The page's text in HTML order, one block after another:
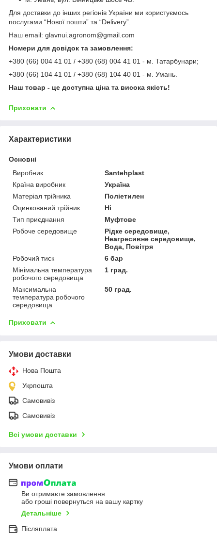
Для доставки до інших регіонів України ми користуємось
послугами “Нової пошти” та “Delivery”.
Наш email: glavnui.agronom@gmail.com
Номери для довідок та замовлення:
+380 (66) 004 41 01 / +380 (68) 004 41 01 - м. Татарбунари;
+380 (66) 104 41 01 / +380 (68) 104 40 01 - м. Умань.
Наш товар - це доступна ціна та висока якість!
Приховати
Характеристики
Основні
Виробник
Santehplast
Країна виробник
Україна
Матеріал трійника
Поліетилен
Оцинкований трійник
Ні
Тип приєднання
Муфтове
Робоче середовище
Рідке середовище,
Неагресивне середовище,
Вода, Повітря
Робочий тиск
6 бар
Мінімальна температура
робочого середовища
1 град.
Максимальна
температура робочого
середовища
50 град.
Приховати
Умови доставки
Нова Пошта
Укрпошта
Самовивіз
Самовивіз
Всі умови доставки
Умови оплати
Ви отримаєте замовлення
або гроші повернуться на вашу картку
Детальніше
Післяплата